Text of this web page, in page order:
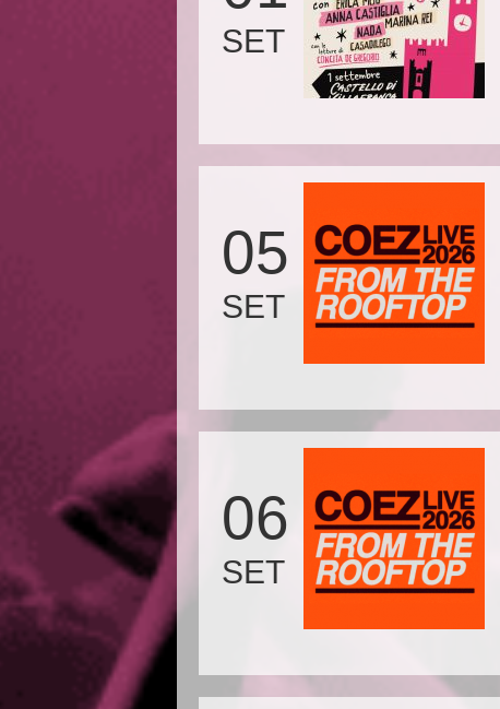
SET
05
SET
06
SET